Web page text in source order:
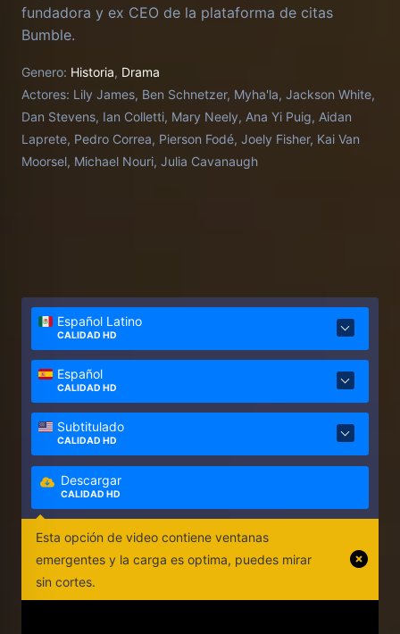
fundadora y ex CEO de la plataforma de citas
Bumble.
Genero: Historia, Drama
Actores: Lily James, Ben Schnetzer, Myha'la, Jackson White,
Dan Stevens, Ian Colletti, Mary Neely, Ana Yi Puig, Aidan
Laprete, Pedro Correa, Pierson Fodé, Joely Fisher, Kai Van
Moorsel, Michael Nouri, Julia Cavanaugh
Español Latino
CALIDAD HD
Español
CALIDAD HD
Subtitulado
CALIDAD HD
Descargar
CALIDAD HD
Esta opción de video contiene ventanas
emergentes y la carga es optima, puedes mirar
sin cortes.